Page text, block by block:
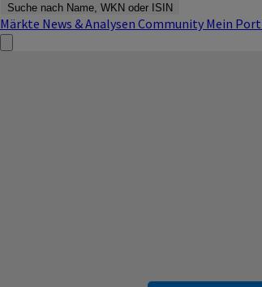
Suche nach Name, WKN oder ISIN
Märkte News & Analysen Community Mein